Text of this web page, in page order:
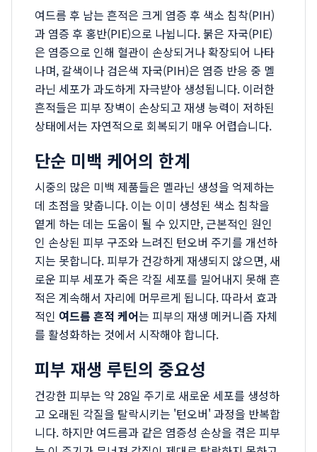
여드름 후 남는 흔적은 크게 염증 후 색소 침착(PIH)
과 염증 후 홍반(PIE)으로 나뉩니다. 붉은 자국(PIE)
은 염증으로 인해 혈관이 손상되거나 확장되어 나타
나며, 갈색이나 검은색 자국(PIH)은 염증 반응 중 멜
라닌 세포가 과도하게 자극받아 생성됩니다. 이러한
흔적들은 피부 장벽이 손상되고 재생 능력이 저하된
상태에서는 자연적으로 회복되기 매우 어렵습니다.
단순 미백 케어의 한계
시중의 많은 미백 제품들은 멜라닌 생성을 억제하는
데 초점을 맞춥니다. 이는 이미 생성된 색소 침착을
옅게 하는 데는 도움이 될 수 있지만, 근본적인 원인
인 손상된 피부 구조와 느려진 턴오버 주기를 개선하
지는 못합니다. 피부가 건강하게 재생되지 않으면, 새
로운 피부 세포가 죽은 각질 세포를 밀어내지 못해 흔
적은 계속해서 자리에 머무르게 됩니다. 따라서 효과
적인 여드름 흔적 케어는 피부의 재생 메커니즘 자체
를 활성화하는 것에서 시작해야 합니다.
피부 재생 루틴의 중요성
건강한 피부는 약 28일 주기로 새로운 세포를 생성하
고 오래된 각질을 탈락시키는 '턴오버' 과정을 반복합
니다. 하지만 여드름과 같은 염증성 손상을 겪은 피부